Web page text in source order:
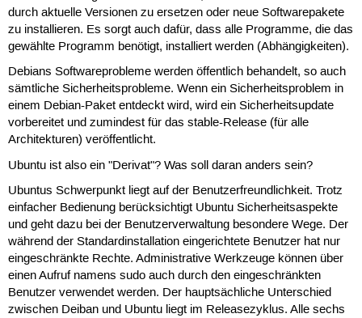
durch aktuelle Versionen zu ersetzen oder neue Softwarepakete
zu installieren. Es sorgt auch dafür, dass alle Programme, die das
gewählte Programm benötigt, installiert werden (Abhängigkeiten).
Debians Softwareprobleme werden öffentlich behandelt, so auch
sämtliche Sicherheitsprobleme. Wenn ein Sicherheitsproblem in
einem Debian-Paket entdeckt wird, wird ein Sicherheitsupdate
vorbereitet und zumindest für das stable-Release (für alle
Architekturen) veröffentlicht.
Ubuntu ist also ein "Derivat"? Was soll daran anders sein?
Ubuntus Schwerpunkt liegt auf der Benutzerfreundlichkeit. Trotz
einfacher Bedienung berücksichtigt Ubuntu Sicherheitsaspekte
und geht dazu bei der Benutzerverwaltung besondere Wege. Der
während der Standardinstallation eingerichtete Benutzer hat nur
eingeschränkte Rechte. Administrative Werkzeuge können über
einen Aufruf namens sudo auch durch den eingeschränkten
Benutzer verwendet werden. Der hauptsächliche Unterschied
zwischen Deiban und Ubuntu liegt im Releasezyklus. Alle sechs